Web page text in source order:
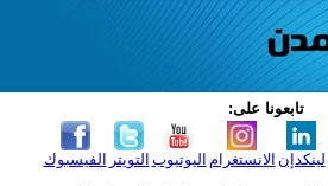
تابعونا على:
الفيسبوك التويتر اليوتيوب الانستغرام لينكدإن